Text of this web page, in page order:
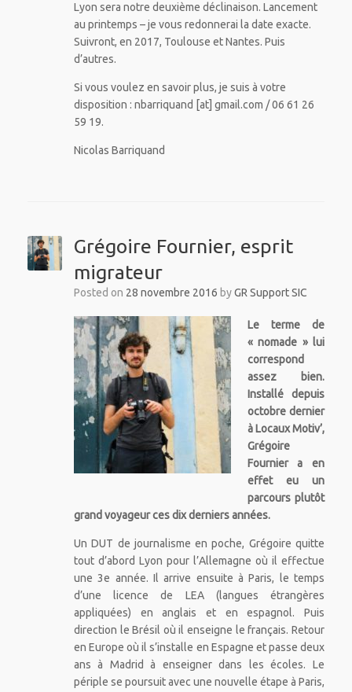
Lyon sera notre deuxième déclinaison. Lancement
au printemps – je vous redonnerai la date exacte.
Suivront, en 2017, Toulouse et Nantes. Puis
d’autres.
Si vous voulez en savoir plus, je suis à votre
disposition : nbarriquand [at] gmail.com / 06 61 26
59 19.
Nicolas Barriquand
Grégoire Fournier, esprit
migrateur
Posted on 28 novembre 2016 byGR Support SIC
Le terme de
« nomade » lui
correspond
assez bien.
Installé depuis
octobre dernier
à Locaux Motiv’,
Grégoire
Fournier a en
effet eu un
parcours plutôt
grand voyageur ces dix derniers années.
Un DUT de journalisme en poche, Grégoire quitte
tout d’abord Lyon pour l’Allemagne où il effectue
une 3e année. Il arrive ensuite à Paris, le temps
d’une licence de LEA (langues étrangères
appliquées) en anglais et en espagnol. Puis
direction le Brésil où il enseigne le français. Retour
en Europe où il s’installe en Espagne et passe deux
ans à Madrid à enseigner dans les écoles. Le
périple se poursuit avec une nouvelle étape à Paris,